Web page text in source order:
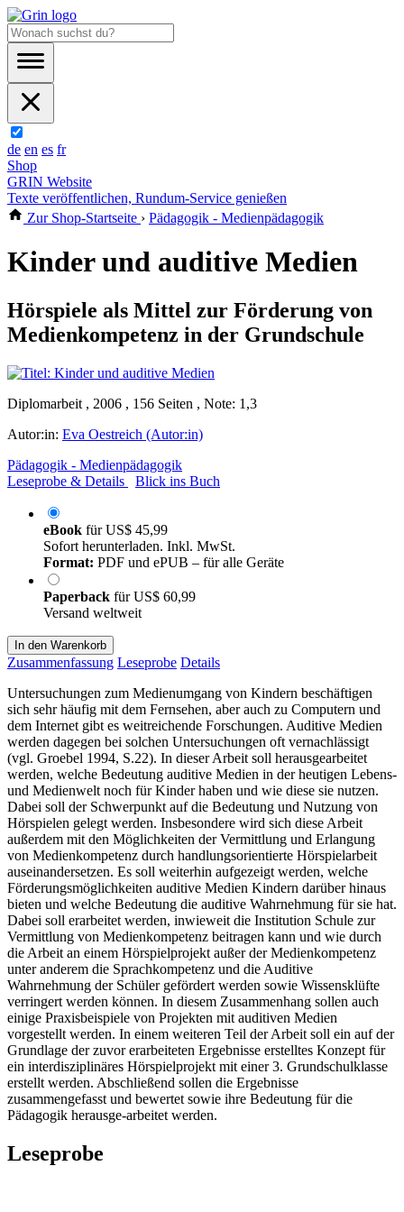
de en es fr
Shop
GRIN Website
Texte veröffentlichen, Rundum-Service genießen
Zur Shop-Startseite › Pädagogik - Medienpädagogik
Kinder und auditive Medien
Hörspiele als Mittel zur Förderung von
Medienkompetenz in der Grundschule
Diplomarbeit , 2006 , 156 Seiten , Note: 1,3
Autor:in: Eva Oestreich (Autor:in)
Pädagogik - Medienpädagogik
Leseprobe & Details
Blick ins Buch
eBook fürUS$ 45,99
Sofort herunterladen. Inkl. MwSt.
Format: PDF und ePUB – für alle Geräte
Paperback fürUS$ 60,99
Versand weltweit
In den Warenkorb
Zusammenfassung Leseprobe Details
Untersuchungen zum Medienumgang von Kindern beschäftigen
sich sehr häufig mit dem Fernsehen, aber auch zu Computern und
dem Internet gibt es weitreichende Forschungen. Auditive Medien
werden dagegen bei solchen Untersuchungen oft vernachlässigt
(vgl. Groebel 1994, S.22). In dieser Arbeit soll herausgearbeitet
werden, welche Bedeutung auditive Medien in der heutigen Lebens-
und Medienwelt noch für Kinder haben und wie diese sie nutzen.
Dabei soll der Schwerpunkt auf die Bedeutung und Nutzung von
Hörspielen gelegt werden. Insbesondere wird sich diese Arbeit
außerdem mit den Möglichkeiten der Vermittlung und Erlangung
von Medienkompetenz durch handlungsorientierte Hörspielarbeit
auseinandersetzen. Es soll weiterhin aufgezeigt werden, welche
Förderungsmöglichkeiten auditive Medien Kindern darüber hinaus
bieten und welche Bedeutung die auditive Wahrnehmung für sie hat.
Dabei soll erarbeitet werden, inwieweit die Institution Schule zur
Vermittlung von Medienkompetenz beitragen kann und wie durch
die Arbeit an einem Hörspielprojekt außer der Medienkompetenz
unter anderem die Sprachkompetenz und die Auditive
Wahrnehmung der Schüler gefördert werden sowie Wissensklüfte
verringert werden können. In diesem Zusammenhang sollen auch
einige Praxisbeispiele von Projekten mit auditiven Medien
vorgestellt werden. In einem weiteren Teil der Arbeit soll ein auf der
Grundlage der zuvor erarbeiteten Ergebnisse erstelltes Konzept für
ein interdisziplinäres Hörspielprojekt mit einer 3. Grundschulklasse
erstellt werden. Abschließend sollen die Ergebnisse
zusammengefasst und bewertet sowie ihre Bedeutung für die
Pädagogik herausge-arbeitet werden.
Leseprobe